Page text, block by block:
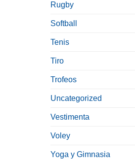
Rugby
Softball
Tenis
Tiro
Trofeos
Uncategorized
Vestimenta
Voley
Yoga y Gimnasia